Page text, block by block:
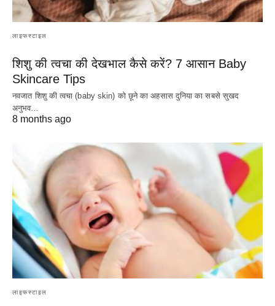
लाइफस्टाइल
शिशु की त्वचा की देखभाल कैसे करें? 7 आसान Baby
Skincare Tips
नवजात शिशु की त्वचा (baby skin) को छूने का अहसास दुनिया का सबसे सुखद
अनुभव…
8 months ago
लाइफस्टाइल